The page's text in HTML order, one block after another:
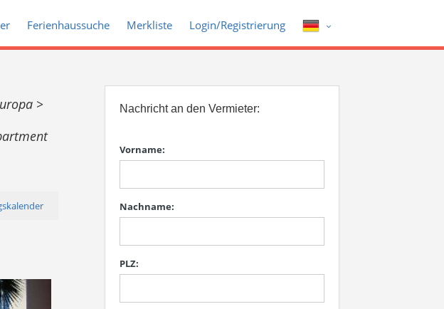
Login/Registrierung
Merkliste
Ferienhaussuche
>
Nachricht an den Vermieter:
Vorname:
Nachname:
PLZ: